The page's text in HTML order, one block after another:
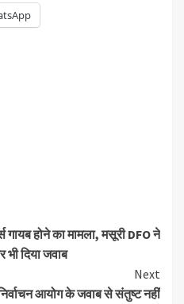
गायब होने का मामला, मसूरी DFO ने
भी दिया जवाब
Next
आयोग के जवाब से संतुष्ट नहीं